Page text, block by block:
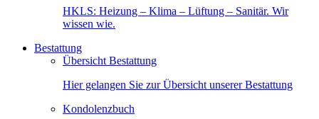
HKLS: Heizung – Klima – Lüftung – Sanitär. Wir
wissen wie.
Bestattung
Übersicht Bestattung
Hier gelangen Sie zur Übersicht unserer Bestattung
Kondolenzbuch